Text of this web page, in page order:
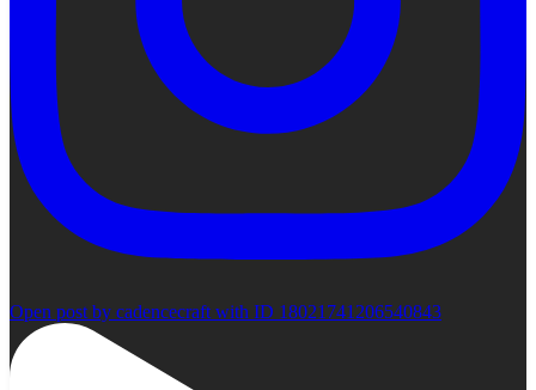
Open post by cadencecraft with ID 18021741206540843